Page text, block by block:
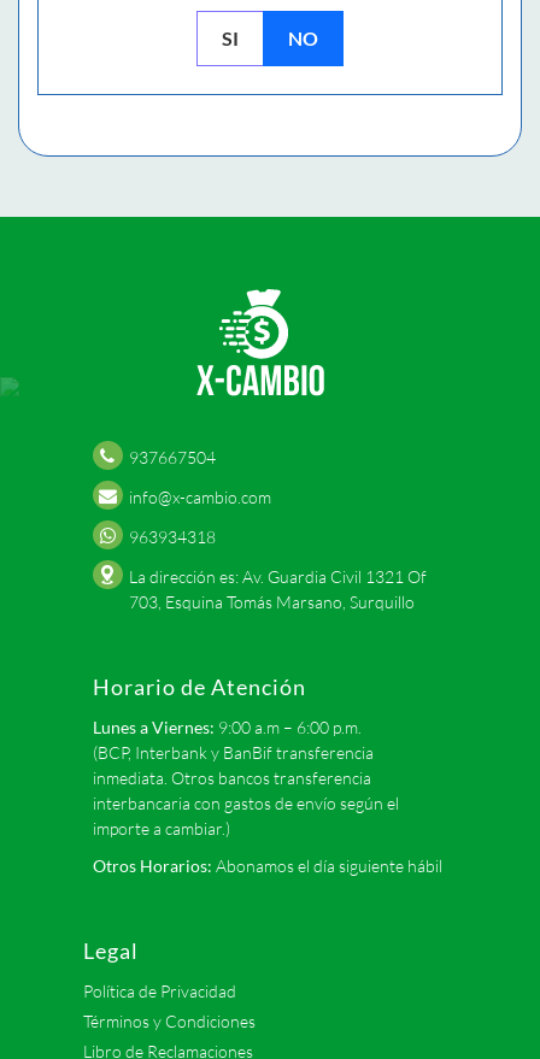
SI NO
937667504
info@x-cambio.com
963934318
La dirección es: Av. Guardia Civil 1321 Of
703, Esquina Tomás Marsano, Surquillo
Horario de Atención
Lunes a Viernes: 9:00 a.m – 6:00 p.m.
(BCP, Interbank y BanBif transferencia
inmediata. Otros bancos transferencia
interbancaria con gastos de envío según el
importe a cambiar.)
Otros Horarios: Abonamos el día siguiente hábil
Legal
Política de Privacidad
Términos y Condiciones
Libro de Reclamaciones